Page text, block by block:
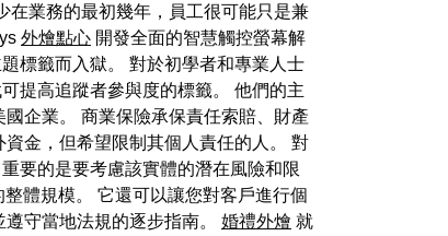
在業務的最初幾年，員工很可能只是兼
外燴點心 開發全面的智慧觸控螢幕解
標籤而入獄。 對於初學者和專業人士
提高追蹤者參與度的標籤。 他們的主
企業。 商業保險承保責任索賠、財產
金，但希望限制其個人責任的人。 對
要的是要考慮該實體的潛在風險和限
體規模。 它還可以讓您對客戶進行個
守當地法規的逐步指南。 婚禮外燴 就